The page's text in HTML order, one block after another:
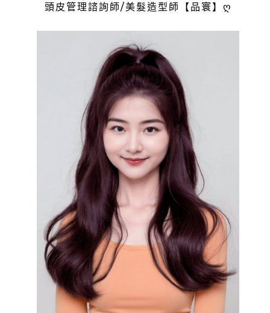
頭皮管理諮詢師/美髮造型師【品寰】ღ